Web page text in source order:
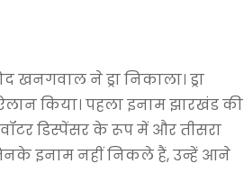
ने ड्रा निकाला। ड्रा
किया। पहला इनाम झारखंड की
डिस्पेंसर के रूप में और तीसरा
इनाम नहीं निकले हैं, उन्हें आने